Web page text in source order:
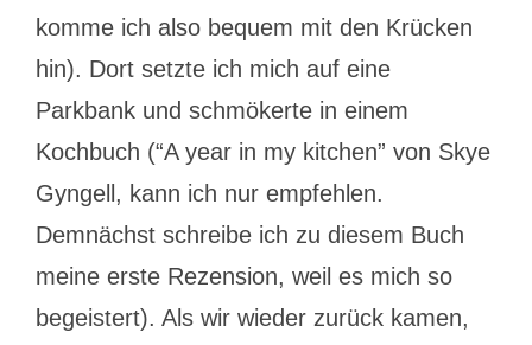
komme ich also bequem mit den Krücken
hin). Dort setzte ich mich auf eine
Parkbank und schmökerte in einem
Kochbuch (“A year in my kitchen” von Skye
Gyngell, kann ich nur empfehlen.
Demnächst schreibe ich zu diesem Buch
meine erste Rezension, weil es mich so
begeistert). Als wir wieder zurück kamen,